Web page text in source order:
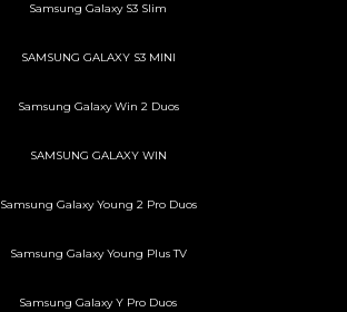
Samsung Galaxy S3 Slim
SAMSUNG GALAXY S3 MINI
Samsung Galaxy Win 2 Duos
SAMSUNG GALAXY WIN
Samsung Galaxy Young 2 Pro Duos
Samsung Galaxy Young Plus TV
Samsung Galaxy Y Pro Duos